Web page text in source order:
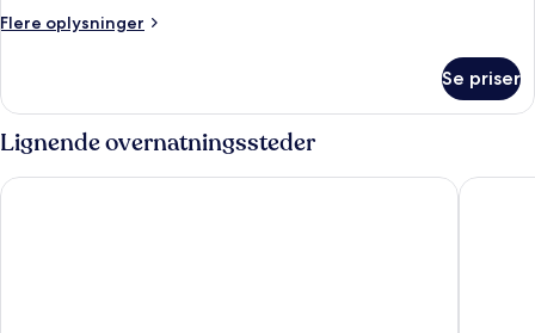
Flere oplysninger
Flere
værelse
Se priser
Lignende overnatningssteder
Aqua Palace Chatan by Coldio Premium THE